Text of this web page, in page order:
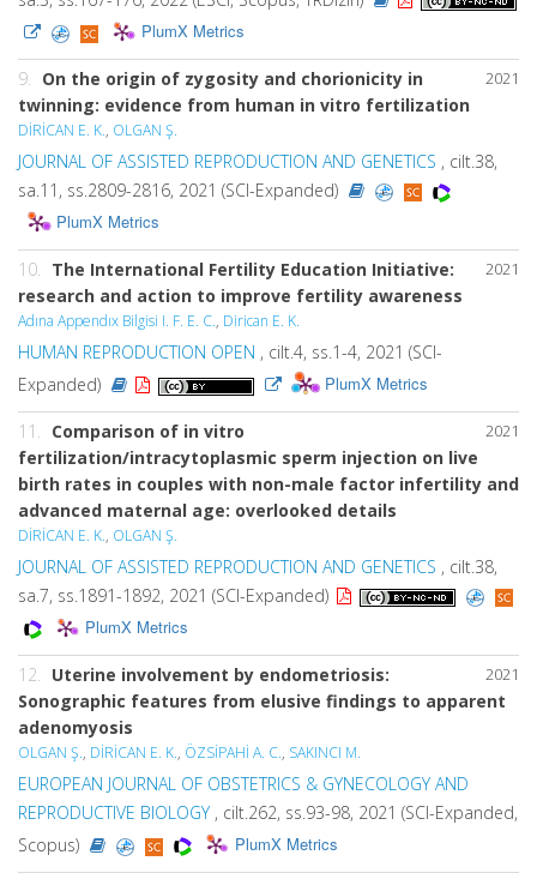
PlumX Metrics
2021
9. On the origin of zygosity and chorionicity in
twinning: evidence from human in vitro fertilization
DİRİCAN E. K., OLGAN Ş.
JOURNAL OF ASSISTED REPRODUCTION AND GENETICS , cilt.38,
sa.11, ss.2809-2816, 2021 (SCI-Expanded)
PlumX Metrics
2021
10. The International Fertility Education Initiative:
research and action to improve fertility awareness
Adına Appendıx Bilgisi I. F. E. C., Dirican E. K.
HUMAN REPRODUCTION OPEN , cilt.4, ss.1-4, 2021 (SCI-
Expanded)
PlumX Metrics
2021
11. Comparison of in vitro
fertilization/intracytoplasmic sperm injection on live
birth rates in couples with non-male factor infertility and
advanced maternal age: overlooked details
DİRİCAN E. K., OLGAN Ş.
JOURNAL OF ASSISTED REPRODUCTION AND GENETICS , cilt.38,
sa.7, ss.1891-1892, 2021 (SCI-Expanded)
PlumX Metrics
2021
12. Uterine involvement by endometriosis:
Sonographic features from elusive findings to apparent
adenomyosis
OLGAN Ş., DİRİCAN E. K., ÖZSİPAHİ A. C., SAKINCI M.
EUROPEAN JOURNAL OF OBSTETRICS & GYNECOLOGY AND
REPRODUCTIVE BIOLOGY , cilt.262, ss.93-98, 2021 (SCI-Expanded,
Scopus)
PlumX Metrics